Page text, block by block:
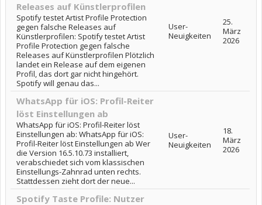
Releases auf Künstlerprofilen
Spotify testet Artist Profile Protection
gegen falsche Releases auf
Künstlerprofilen: Spotify testet Artist
Profile Protection gegen falsche
Releases auf Künstlerprofilen Plötzlich
landet ein Release auf dem eigenen
Profil, das dort gar nicht hingehört.
Spotify will genau das...
User-
Neuigkeiten
25.
März
2026
WhatsApp für iOS: Profil-Reiter
löst Einstellungen ab
WhatsApp für iOS: Profil-Reiter löst
Einstellungen ab: WhatsApp für iOS:
Profil-Reiter löst Einstellungen ab Wer
die Version 16.5.10.73 installiert,
verabschiedet sich vom klassischen
Einstellungs-Zahnrad unten rechts.
Stattdessen zieht dort der neue...
User-
Neuigkeiten
18.
März
2026
Spotify Taste Profile: Nutzer